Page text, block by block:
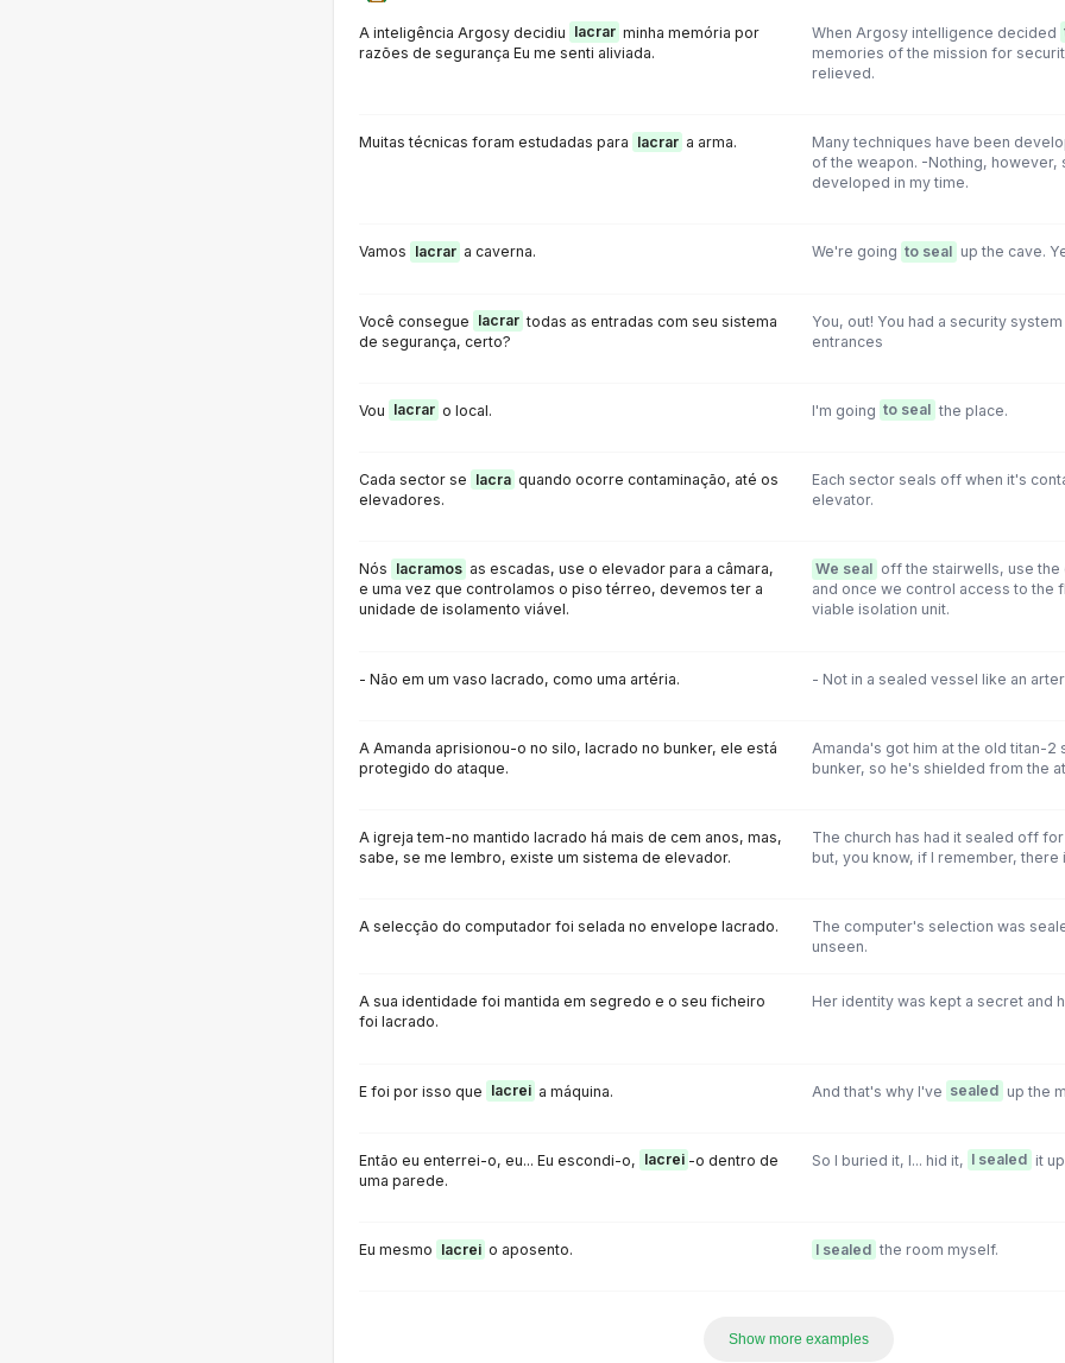
A inteligência Argosy decidiu lacrar minha memória por
razões de segurança Eu me senti aliviada.
When Argosy intelligence decided
memories of the mission for
relieved.
Muitas técnicas foram estudadas para lacrar a arma. Many techniques have been
of the weapon. -Nothing, however,
developed in my time.
Vamos lacrar a caverna. We're going to seal up the cave.
Você consegue lacrar todas as entradas com seu sistema
de segurança, certo?
You, out! You had a security
entrances
Vou lacrar o local. I'm going to seal the place.
Cada sector se lacra quando ocorre contaminação, até os
elevadores.
Each sector seals off when it's
elevator.
Nós lacramos as escadas, use o elevador para a câmara,
e uma vez que controlamos o piso térreo, devemos ter a
unidade de isolamento viável.
We seal off the stairwells, use
and once we control access to the
viable isolation unit.
- Não em um vaso lacrado, como uma artéria. - Not in a sealed vessel like an
A Amanda aprisionou-o no silo, lacrado no bunker, ele está
protegido do ataque.
Amanda's got him at the old titan-2
bunker, so he's shielded from the
A igreja tem-no mantido lacrado há mais de cem anos, mas,
sabe, se me lembro, existe um sistema de elevador.
The church has had it sealed off
but, you know, if I remember, there
A selecção do computador foi selada no envelope lacrado.
The computer's selection was
unseen.
A sua identidade foi mantida em segredo e o seu ficheiro
foi lacrado.
Her identity was kept a secret and
E foi por isso que lacrei a máquina. And that's why I've sealed up the
Então eu enterrei-o, eu... Eu escondi-o, lacrei -o dentro de
uma parede.
So I buried it, I... hid it, I sealed it
Eu mesmo lacrei o aposento. I sealed the room myself.
Show more examples